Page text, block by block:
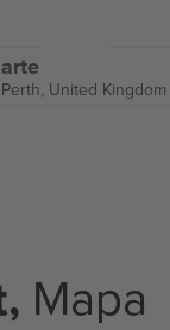
Perth, United Kingdom
Mapa